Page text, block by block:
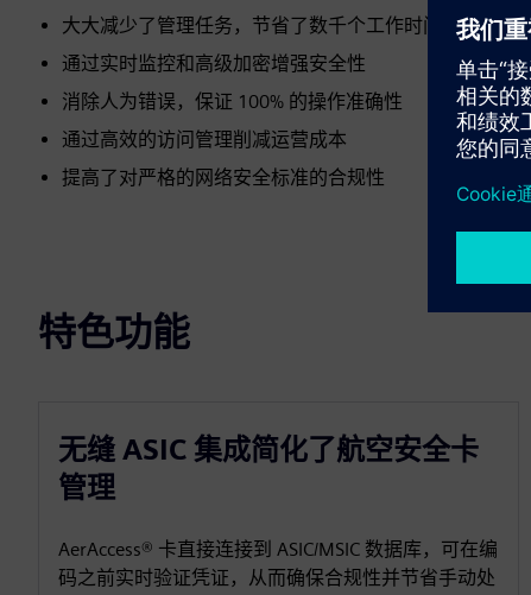
大大减少了管理任务，节省了数千个工作时间
通过实时监控和高级加密增强安全性
消除人为错误，保证 100% 的操作准确性
通过高效的访问管理削减运营成本
提高了对严格的网络安全标准的合规性
特色功能
无缝 ASIC 集成简化了航空安全卡
管理
AerAccess® 卡直接连接到 ASIC/MSIC 数据库，可在编
码之前实时验证凭证，从而确保合规性并节省手动处